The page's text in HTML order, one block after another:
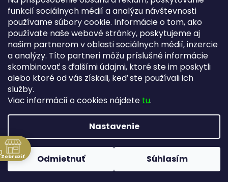
funkcií sociálnych médií a analýzu návštevnosti
používame súbory cookie. Informácie o tom, ako
používate naše webové stránky, poskytujeme aj
našim partnerom v oblasti sociálnych médií, inzercie
a analýzy. Títo partneri môžu príslušné informácie
skombinovať s ďalšími údajmi, ktoré ste im poskytli
alebo ktoré od vás získali, keď ste používali ich
služby.
Viac informácií o cookies nájdete tu.
Nastavenie
Odmietnuť Súhlasím
Sledovať na Instagrame
Fortuna Aurum na Heureka.sk
Copyright 2026Zlatníctvo Žatecký, s.r.o.. Všetky práva
vyhradené.
Upraviť nastavenie cookies
Zobraziť